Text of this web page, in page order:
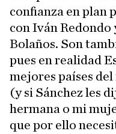
confianza en plan
con Iván Redondo
Bolaños. Son
pues en realidad
mejores países
(y si Sánchez les
hermana o mi
que por ello